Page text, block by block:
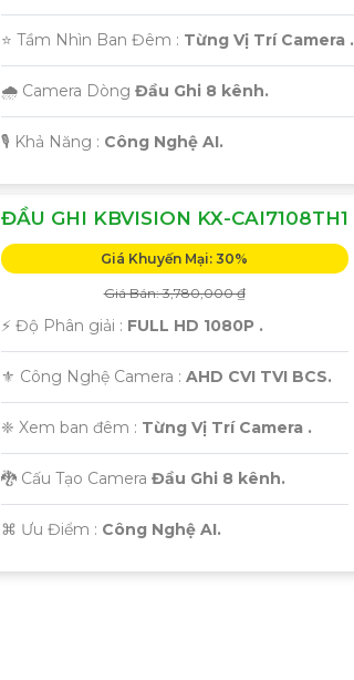
⭐ Tầm Nhìn Ban Đêm : Từng Vị Trí Camera .
🌧️ Camera Dòng Đầu Ghi 8 kênh.
️🎙 Khả Năng : Công Nghệ AI.
ĐẦU GHI KBVISION KX-CAI7108TH1
Giá Khuyến Mại: 30%
Giá Bán: 3,780,000 ₫
️⚡ Độ Phân giải : FULL HD 1080P .
⚜️ Công Nghệ Camera : AHD CVI TVI BCS.
❈ Xem ban đêm : Từng Vị Trí Camera .
🐉️ Cấu Tạo Camera Đầu Ghi 8 kênh.
️⌘ Ưu Điểm : Công Nghệ AI.